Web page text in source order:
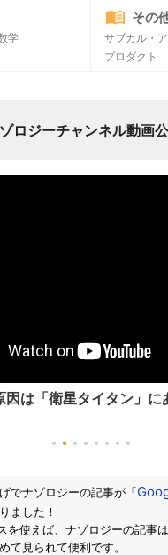
学
その
サブカル・
プロダクト
ロジーチャンネル動画
因は「衛星タイタン」に
でナゾロジーの記事が「
ました！
を使えば、ナゾロジーの記事
て見られて便利です。